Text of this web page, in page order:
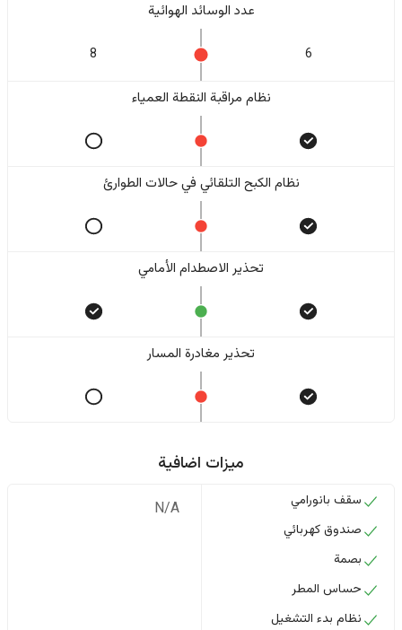
عدد الوسائد الهوائية
6
8
نظام مراقبة النقطة العمياء
نظام الكبح التلقائي في حالات الطوارئ
تحذير الاصطدام الأمامي
تحذير مغادرة المسار
ميزات اضافية
سقف بانورامي
صندوق كهربائي
بصمة
حساس المطر
نظام بدء التشغيل
N/A